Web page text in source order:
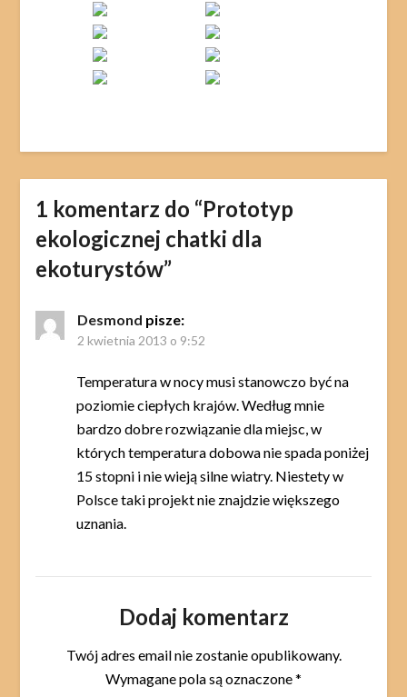
1 komentarz do “Prototyp
ekologicznej chatki dla
ekoturystów”
Desmond pisze:
2 kwietnia 2013 o 9:52
Temperatura w nocy musi stanowczo być na
poziomie ciepłych krajów. Według mnie
bardzo dobre rozwiązanie dla miejsc, w
których temperatura dobowa nie spada poniżej
15 stopni i nie wieją silne wiatry. Niestety w
Polsce taki projekt nie znajdzie większego
uznania.
Dodaj komentarz
Twój adres email nie zostanie opublikowany.
Wymagane pola są oznaczone*